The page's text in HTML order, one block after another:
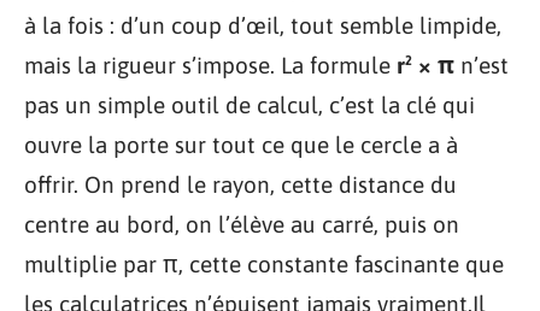
à la fois : d’un coup d’œil, tout semble limpide,
mais la rigueur s’impose. La formule r² × π n’est
pas un simple outil de calcul, c’est la clé qui
ouvre la porte sur tout ce que le cercle a à
offrir. On prend le rayon, cette distance du
centre au bord, on l’élève au carré, puis on
multiplie par π, cette constante fascinante que
les calculatrices n’épuisent jamais vraiment.Il